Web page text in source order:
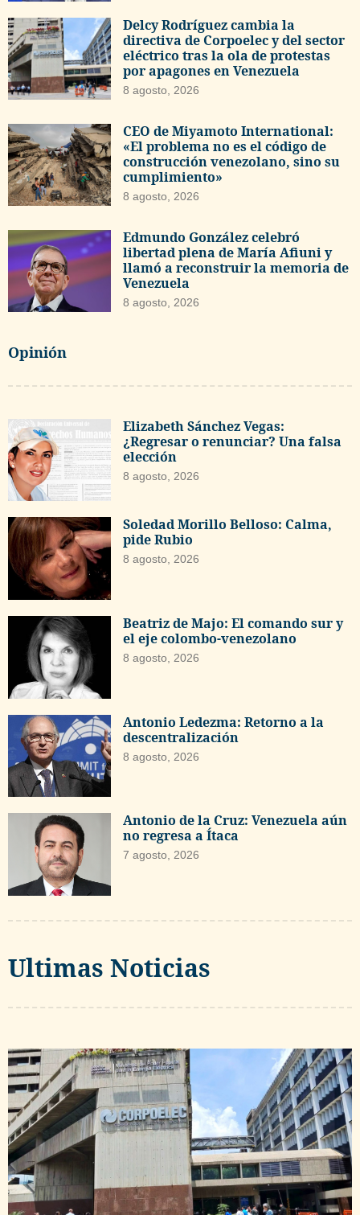
Delcy Rodríguez cambia la
directiva de Corpoelec y del sector
eléctrico tras la ola de protestas
por apagones en Venezuela
8 agosto, 2026
CEO de Miyamoto International:
«El problema no es el código de
construcción venezolano, sino su
cumplimiento»
8 agosto, 2026
Edmundo González celebró
libertad plena de María Afiuni y
llamó a reconstruir la memoria de
Venezuela
8 agosto, 2026
Opinión
Elizabeth Sánchez Vegas:
¿Regresar o renunciar? Una falsa
elección
8 agosto, 2026
Soledad Morillo Belloso: Calma,
pide Rubio
8 agosto, 2026
Beatriz de Majo: El comando sur y
el eje colombo-venezolano
8 agosto, 2026
Antonio Ledezma: Retorno a la
descentralización
8 agosto, 2026
Antonio de la Cruz: Venezuela aún
no regresa a Ítaca
7 agosto, 2026
Ultimas Noticias